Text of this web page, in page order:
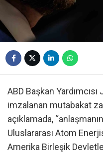
ABD Başkan
imzalanan mutabakat
açıklamada,
Uluslararası Atom
Amerika Birleşik